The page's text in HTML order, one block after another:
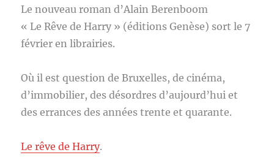
Le nouveau roman d’Alain Berenboom
« Le Rêve de Harry » (éditions Genèse) sort le 7
février en librairies.
Où il est question de Bruxelles, de cinéma,
d’immobilier, des désordres d’aujourd’hui et
des errances des années trente et quarante.
Le rêve de Harry.